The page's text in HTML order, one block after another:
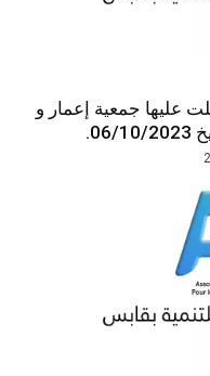
عليها جمعية إعمار و